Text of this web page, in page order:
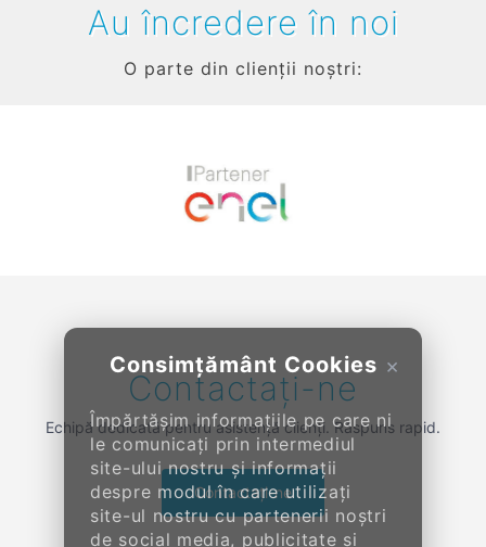
×
Consimțământ Cookies
Împărtășim informațiile pe care ni
le comunicați prin intermediul
site-ului nostru și informații
despre modul în care utilizați
site-ul nostru cu partenerii noștri
de social media, publicitate și
Au încredere în noi
O parte din clienții noștri:
Contactați-ne
Echipă dedicată pentru asistență clienți. Răspuns rapid.
Contactați-ne